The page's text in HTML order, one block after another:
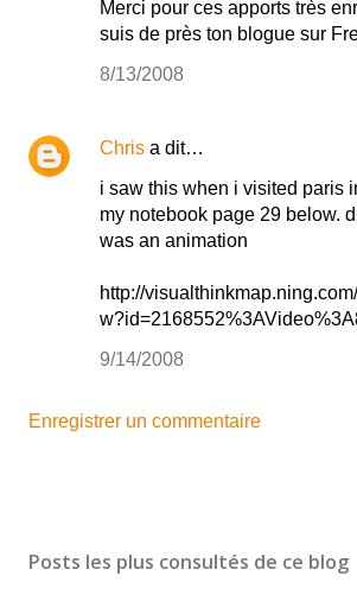
Merci pour ces apports très
suis de près ton blogue sur
8/13/2008
Chris a dit…
i saw this when i visited paris
my notebook page 29 below.
was an animation
http://
9/14/2008
Enregistrer un commentaire
Posts les plus consultés de ce blog